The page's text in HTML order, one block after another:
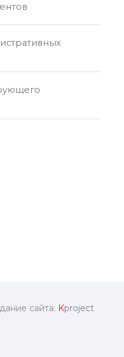
сайта: Kproject